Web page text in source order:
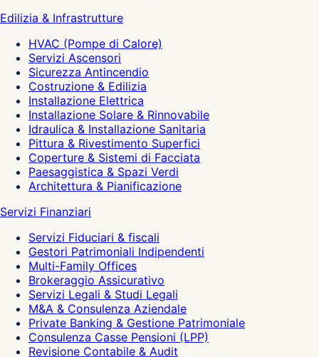
Edilizia & Infrastrutture
HVAC (Pompe di Calore)
Servizi Ascensori
Sicurezza Antincendio
Costruzione & Edilizia
Installazione Elettrica
Installazione Solare & Rinnovabile
Idraulica & Installazione Sanitaria
Pittura & Rivestimento Superfici
Coperture & Sistemi di Facciata
Paesaggistica & Spazi Verdi
Architettura & Pianificazione
Servizi Finanziari
Servizi Fiduciari & fiscali
Gestori Patrimoniali Indipendenti
Multi-Family Offices
Brokeraggio Assicurativo
Servizi Legali & Studi Legali
M&A & Consulenza Aziendale
Private Banking & Gestione Patrimoniale
Consulenza Casse Pensioni (LPP)
Revisione Contabile & Audit